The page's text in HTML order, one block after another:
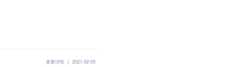
查看详情 | 2021-02-05